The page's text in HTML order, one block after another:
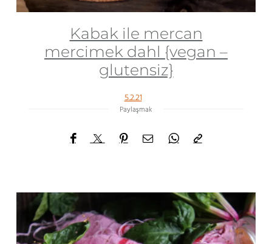
Kabak ile mercan
mercimek dahl {vegan –
glutensiz}
5.2.21
Paylaşmak